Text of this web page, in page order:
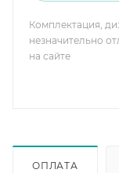
Комплектация,
незначительно
на сайте
ОПЛАТА